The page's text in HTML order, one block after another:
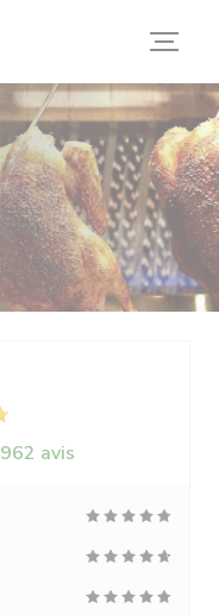
de cookies
avis